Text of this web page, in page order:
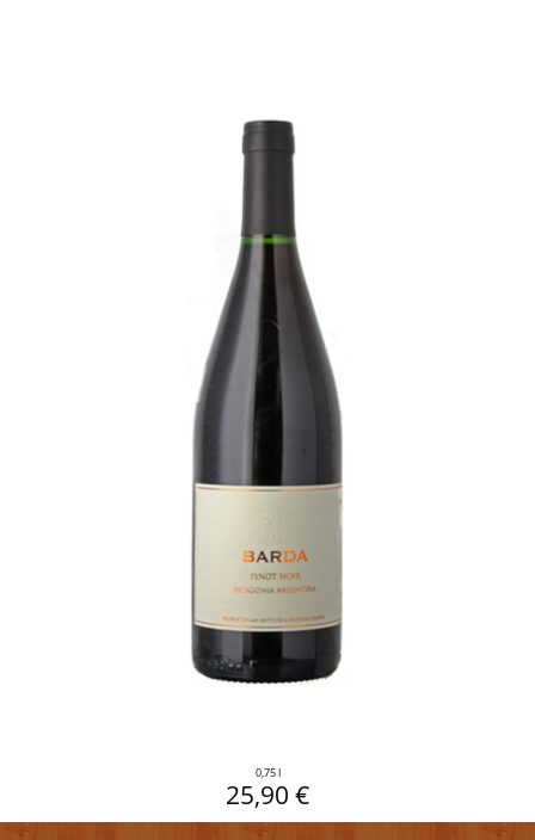
0,75 l
25,90 €